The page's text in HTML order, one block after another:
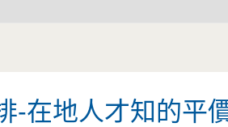
-在地人才知的平